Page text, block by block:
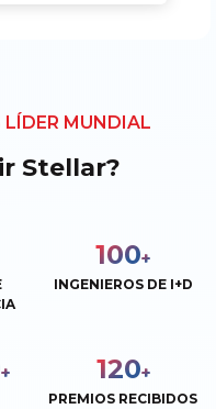
MUNDIAL
Stellar?
100+
INGENIEROS DE I+D
+ 120+
PREMIOS RECIBIDOS